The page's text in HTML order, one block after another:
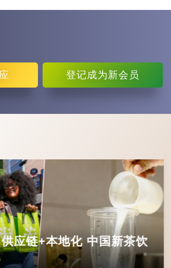
登记成为新会员
应链+本地化 中国新茶饮